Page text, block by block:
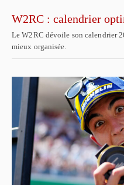
W2RC : calendrier
Le W2RC dévoile son calendrier
mieux organisée.